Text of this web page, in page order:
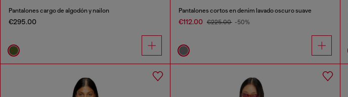
Pantalones cargo de algodón y nailon
€295.00
Pantalones cortos en denim lavado oscuro suave
€112.00 €225.00 -50%